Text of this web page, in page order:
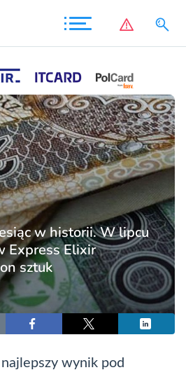
w historii. W lipcu
Express Elixir
sztuk
wynik pod